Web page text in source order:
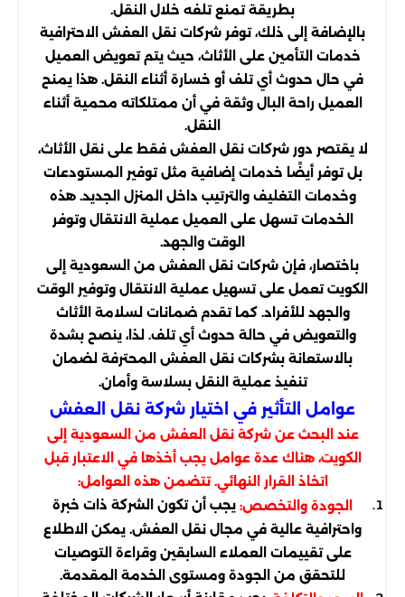
بطريقة تمنع تلفه خلال النقل.
بالإضافة إلى ذلك، توفر شركات نقل العفش الاحترافية
خدمات التأمين على الأثاث، حيث يتم تعويض العميل
في حال حدوث أي تلف أو خسارة أثناء النقل. هذا يمنح
العميل راحة البال وثقة في أن ممتلكاته محمية أثناء
النقل.
لا يقتصر دور شركات نقل العفش فقط على نقل الأثاث،
بل توفر أيضًا خدمات إضافية مثل توفير المستودعات
وخدمات التغليف والترتيب داخل المنزل الجديد. هذه
الخدمات تسهل على العميل عملية الانتقال وتوفر
الوقت والجهد.
باختصار، فإن شركات نقل العفش من السعودية إلى
الكويت تعمل على تسهيل عملية الانتقال وتوفير الوقت
والجهد للأفراد. كما تقدم ضمانات لسلامة الأثاث
والتعويض في حالة حدوث أي تلف. لذا، ينصح بشدة
بالاستعانة بشركات نقل العفش المحترفة لضمان
تنفيذ عملية النقل بسلاسة وأمان.
عوامل التأثير في اختيار شركة نقل العفش
عند البحث عن شركة نقل العفش من السعودية إلى
الكويت، هناك عدة عوامل يجب أخذها في الاعتبار قبل
اتخاذ القرار النهائي. تتضمن هذه العوامل:
الجودة والتخصص: يجب أن تكون الشركة ذات خبرة
واحترافية عالية في مجال نقل العفش. يمكن الاطلاع
على تقييمات العملاء السابقين وقراءة التوصيات
للتحقق من الجودة ومستوى الخدمة المقدمة.